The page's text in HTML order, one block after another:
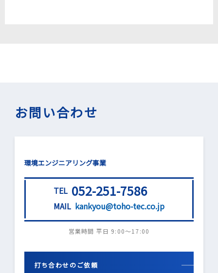
お問い合わせ
環境エンジニアリング事業
TEL 052-251-7586
MAIL kankyou@toho-tec.co.jp
営業時間 平日 9:00〜17:00
打ち合わせのご依頼